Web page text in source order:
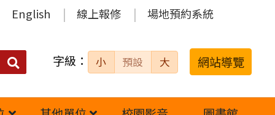
English 線上報修 場地預約系統
搜
字級： 小 預設 大 網站導覽